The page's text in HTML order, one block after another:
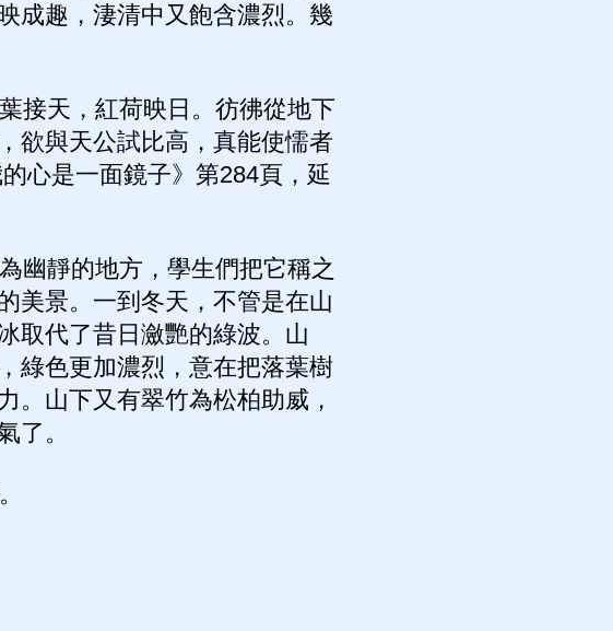
成趣，淒清中又飽含濃烈。幾
接天，紅荷映日。彷彿從地下
欲與天公試比高，真能使懦者
心是一面鏡子》第284頁，延
幽靜的地方，學生們把它稱之
美景。一到冬天，不管是在山
取代了昔日瀲艷的綠波。山
綠色更加濃烈，意在把落葉樹
。山下又有翠竹為松柏助威，
了。